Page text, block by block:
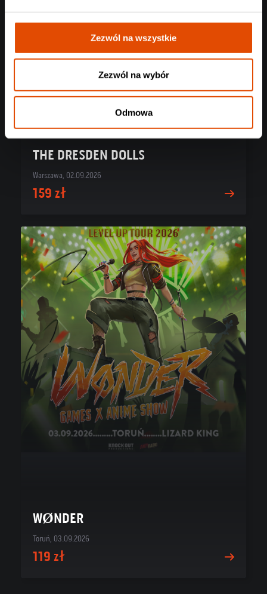
Zezwól na wszystkie
Zezwól na wybór
Odmowa
THE DRESDEN DOLLS
Warszawa, 02.09.2026
159 zł
WØNDER
Toruń, 03.09.2026
119 zł